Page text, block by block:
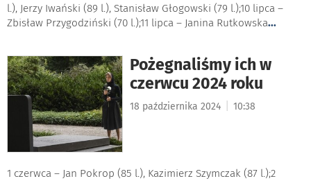
l.), Jerzy Iwański (89 l.), Stanisław Głogowski (79 l.);10 lipca –
Zbisław Przygodziński (70 l.);11 lipca – Janina Rutkowska...
Pożegnaliśmy ich w
czerwcu 2024 roku
18 października 2024 10:38
1 czerwca – Jan Pokrop (85 l.), Kazimierz Szymczak (87 l.);2